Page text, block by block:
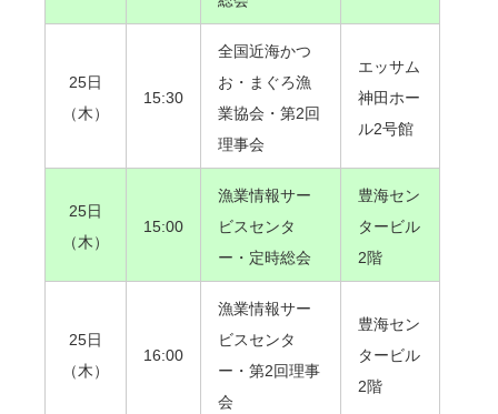
25日
（木）
15:30
全国近海かつ
お・まぐろ漁
業協会・第2回
理事会
エッサム
神田ホー
ル2号館
25日
（木）
15:00
漁業情報サー
ビスセンタ
ー・定時総会
豊海セン
タービル
2階
25日
（木）
16:00
漁業情報サー
ビスセンタ
ー・第2回理事
会
豊海セン
タービル
2階